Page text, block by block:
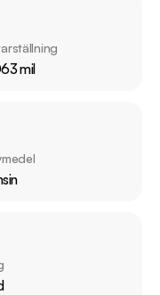
mil